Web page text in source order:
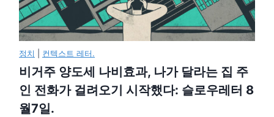
정치 컨텍스트 레터.
비거주 양도세 나비효과, 나가 달라는 집 주
인 전화가 걸려오기 시작했다: 슬로우레터 8
월7일.